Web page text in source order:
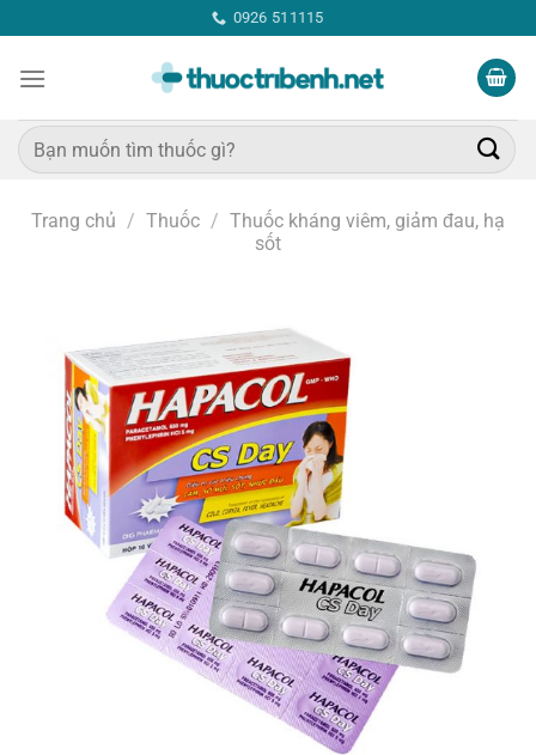
qua
nội
0926 511115
Tìm
kiếm:
Trang chủ / Thuốc / Thuốc kháng viêm, giảm đau, hạ
sốt